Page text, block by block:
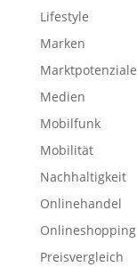
Lifestyle
Marken
Marktpotenziale
Medien
Mobilfunk
Mobilität
Nachhaltigkeit
Onlinehandel
Onlineshopping
Preisvergleich